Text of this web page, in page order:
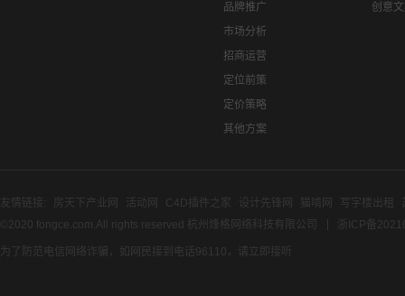
品牌推广
市场分析
招商运营
定位前策
定价策略
其他方案
创意
友情链接: 房天下产业网 活动网 C4D插件之家 设计先锋网 猫啃网 写字楼出租
©2020 fongce.com.All rights reserved 杭州烽格网络科技有限公司
浙ICP备
为了防范电信网络诈骗，如网民接到电话96110，请立即接听